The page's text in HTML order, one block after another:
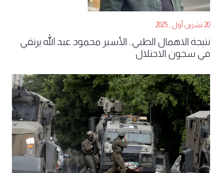
20 تشرين أول , 2025
نتيجة الاهمال الطبي.. الأسير محمود عبد الله يرتقي
في سجون الاحتلال